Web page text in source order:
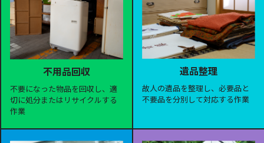
不用品回収
不要になった物品を回収し、適
切に処分またはリサイクルする
作業
遺品整理
故人の遺品を整理し、必要品と
不要品を分別して対応する作業